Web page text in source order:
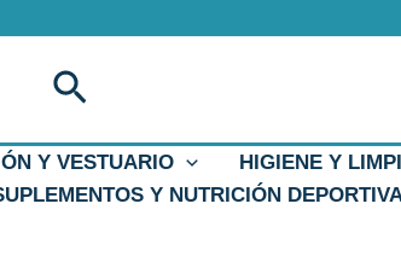
Buscar
Y VESTUARIO HIGIENE Y
Y NUTRICIÓN